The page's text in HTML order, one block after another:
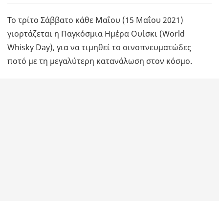
Το τρίτο Σάββατο κάθε Μαΐου (15 Μαΐου 2021)
γιορτάζεται η Παγκόσμια Ημέρα Ουίσκι (World
Whisky Day), για να τιμηθεί το οινοπνευματώδες
ποτό με τη μεγαλύτερη κατανάλωση στον κόσμο.